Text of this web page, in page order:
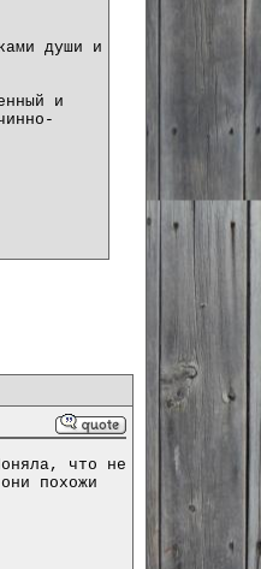
души и
и
что не
похожи